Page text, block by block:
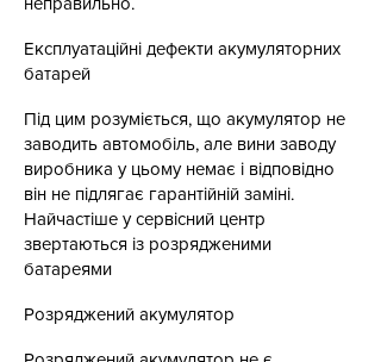
Експлуатаційні дефекти акумуляторних
батарей
Під цим розуміється, що акумулятор не
заводить автомобіль, але вини заводу
виробника у цьому немає і відповідно
він не підлягає гарантійній заміні.
Найчастіше у сервісний центр
звертаються із розрядженими
батареями
Розряджений акумулятор